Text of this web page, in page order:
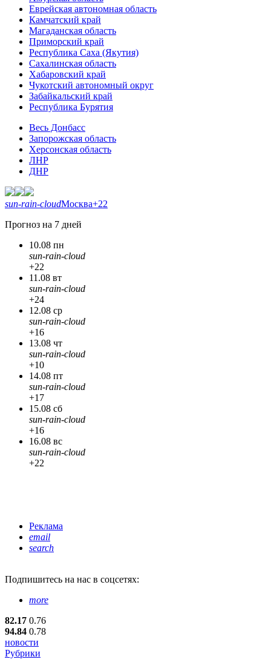
Еврейская автономная область
Камчатский край
Магаданская область
Приморский край
Республика Саха (Якутия)
Сахалинская область
Хабаровский край
Чукотский автономный округ
Забайкальский край
Республика Бурятия
Весь Донбасс
Запорожская область
Херсонская область
ЛНР
ДНР
sun-rain-cloudМосква+22
Прогноз на 7 дней
10.08 пн
sun-rain-cloud
+22
11.08 вт
sun-rain-cloud
+24
12.08 ср
sun-rain-cloud
+16
13.08 чт
sun-rain-cloud
+10
14.08 пт
sun-rain-cloud
+17
15.08 сб
sun-rain-cloud
+16
16.08 вс
sun-rain-cloud
+22
Реклама
email
search
Подпишитесь на нас в соцсетях:
more
82.17 0.76
94.84 0.78
новости
Рубрики